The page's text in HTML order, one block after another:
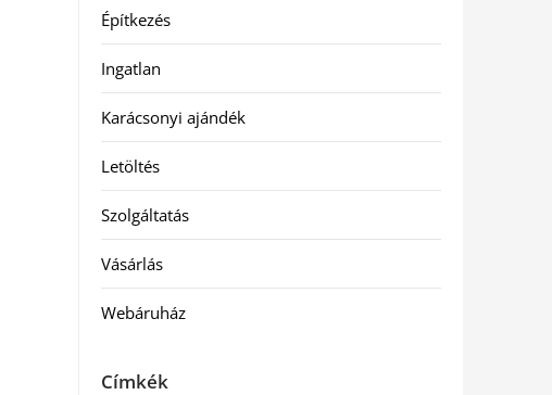
Építkezés
Ingatlan
Karácsonyi ajándék
Letöltés
Szolgáltatás
Vásárlás
Webáruház
Címkék